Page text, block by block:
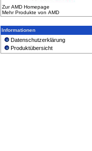
Zur AMD Homepage
Mehr Produkte von AMD
Informationen
Datenschutzerklärung
Produktübersicht